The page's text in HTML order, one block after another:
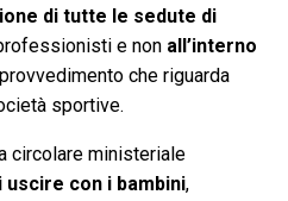
di tutte le sedute di
e non all’interno
che riguarda
sportive.
circolare ministeriale
uscire con i bambini,